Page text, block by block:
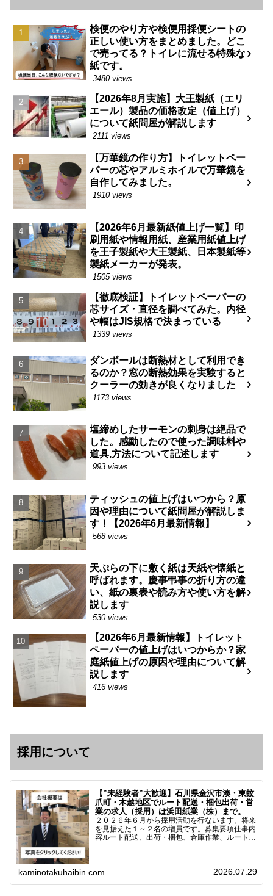
検便のやり方や検便用採便シートの
正しい使い方をまとめました。どこ
で売ってる？トイレに流せる特殊な
紙です。
3480 views
【2026年8月実施】大王製紙（エリ
エール）製品の価格改定（値上げ）
について紙問屋が解説します
2111 views
【万華鏡の作り方】トイレットペー
パーの芯やアルミホイルで万華鏡を
自作してみました。
1910 views
【2026年6月最新紙値上げ一覧】印
刷用紙や情報用紙、産業用紙値上げ
を王子製紙や大王製紙、日本製紙等
製紙メーカーが発表。
1505 views
【徹底検証】トイレットペーパーの
芯サイズ・直径を調べてみた。内径
や幅はJIS規格で決まっている
1339 views
ダンボールは断熱材として利用でき
るのか？窓の断熱効果を実験すると
クーラーの効きが良くなりました
1173 views
塩締めしたサーモンの刺身は絶品で
した。感動したので使った調味料や
道具,方法について記述します
993 views
ティッシュの値上げはいつから？原
因や理由について紙問屋が解説しま
す！【2026年6月最新情報】
568 views
天ぷらの下に敷く紙は天紙や懐紙と
呼ばれます。慶事弔事の折り方の違
い、紙の裏表や読み方や使い方を解
説します
530 views
【2026年6月最新情報】トイレット
ペーパーの値上げはいつからか？家
庭紙値上げの原因や理由について解
説します
416 views
採用について
【”未経験者”大歓迎】石川県金沢市湊・東蚊
爪町・木越地区でルート配送・梱包出荷・営
業の求人（採用）は浜田紙業（株）まで。
２０２６年６月から採用活動を行ないます。将来
を見据えた１～２名の増員です。募集要項仕事内
容ルート配送、出荷・梱包、倉庫作業、ルート営
kaminotakuhaibin.com 2026.07.29